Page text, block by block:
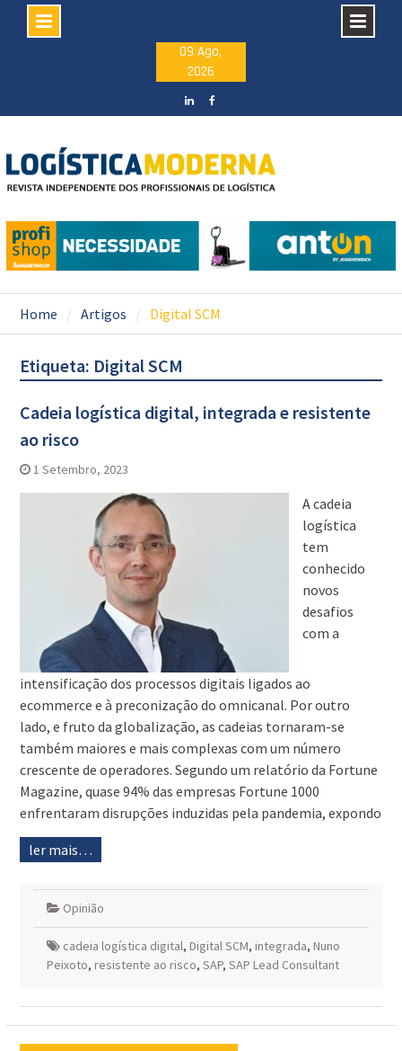
09 Ago,
2026
Home Artigos Digital SCM
Etiqueta: Digital SCM
Cadeia logística digital, integrada e resistente
ao risco
1 Setembro, 2023
A cadeia
logística
tem
conhecido
novos
desafios
com a
intensificação dos processos digitais ligados ao
ecommerce e à preconização do omnicanal. Por outro
lado, e fruto da globalização, as cadeias tornaram-se
também maiores e mais complexas com um número
crescente de operadores. Segundo um relatório da Fortune
Magazine, quase 94% das empresas Fortune 1000
enfrentaram disrupções induzidas pela pandemia, expondo
ler mais…
Opinião
cadeia logística digital, Digital SCM, integrada, Nuno
Peixoto, resistente ao risco, SAP, SAP Lead Consultant